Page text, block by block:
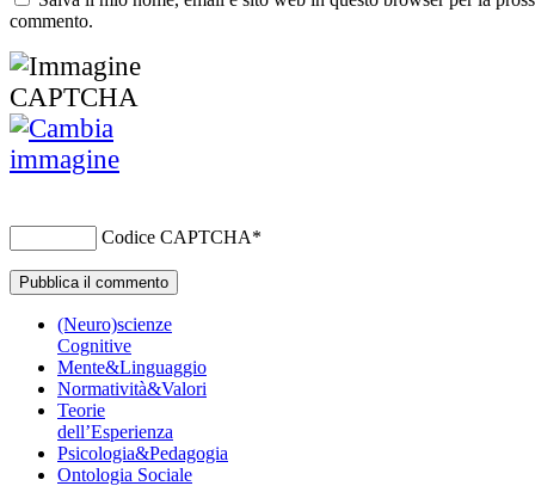
commento.
Codice CAPTCHA*
(Neuro)scienze
Cognitive
Mente&Linguaggio
Normatività&Valori
Teorie
dell’Esperienza
Psicologia&Pedagogia
Ontologia Sociale